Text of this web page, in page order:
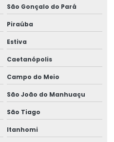
São Gonçalo do Pará
Piraúba
Estiva
Caetanópolis
Campo do Meio
São João do Manhuaçu
São Tiago
Itanhomi